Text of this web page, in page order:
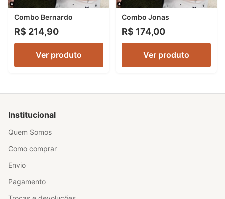
Combo Bernardo
R$ 214,90
Ver produto
Combo Jonas
R$ 174,00
Ver produto
Institucional
Quem Somos
Como comprar
Envio
Pagamento